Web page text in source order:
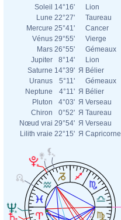
Soleil 14°16'
Lion
Lune 22°27'
Taureau
Mercure 25°41'
Cancer
Vénus 29°55'
Vierge
Mars 26°55'
Gémeaux
Jupiter
8°14'
Lion
Saturne 14°39' Я Bélier
Uranus
5°11'
Gémeaux
Neptune
4°11' Я Bélier
Pluton
4°03' Я Verseau
Chiron
0°52' Я Taureau
Nœud vrai 29°54' Я Verseau
Lilith vraie 22°15' Я Capricorne